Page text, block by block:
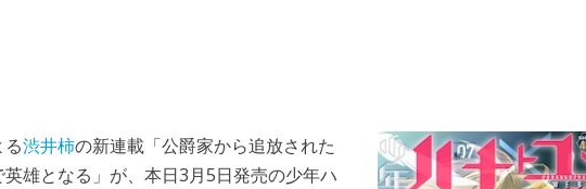
渋井柿の新連載「公爵家から追放された
雄となる」が、本日3月5日発売の少年ハ